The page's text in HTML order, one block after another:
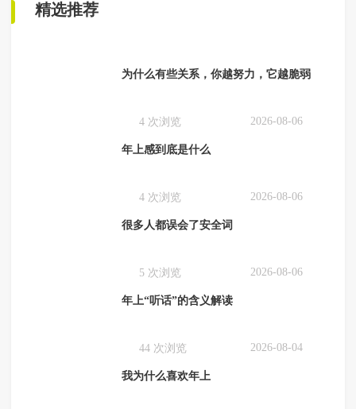
精选推荐
为什么有些关系，你越努力，它越脆弱
4 次浏览 2026-08-06
年上感到底是什么
4 次浏览 2026-08-06
很多人都误会了安全词
5 次浏览 2026-08-06
年上“听话”的含义解读
44 次浏览 2026-08-04
我为什么喜欢年上